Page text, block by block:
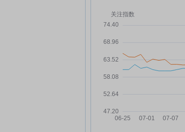
国泰环保IPO募
用近1亿元超募
07-21
07-21
07-21